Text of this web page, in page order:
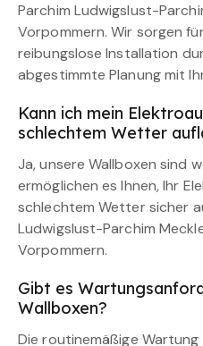
Parchim Ludwigslust-
Vorpommern. Wir sorgen
reibungslose Installation
abgestimmte Planung mit
Kann ich mein
schlechtem Wetter
Ja, unsere Wallboxen sind
ermöglichen es Ihnen, Ihr
schlechtem Wetter sicher
Ludwigslust-Parchim
Vorpommern.
Gibt es
Wallboxen?
Die routinemäßige Wartung